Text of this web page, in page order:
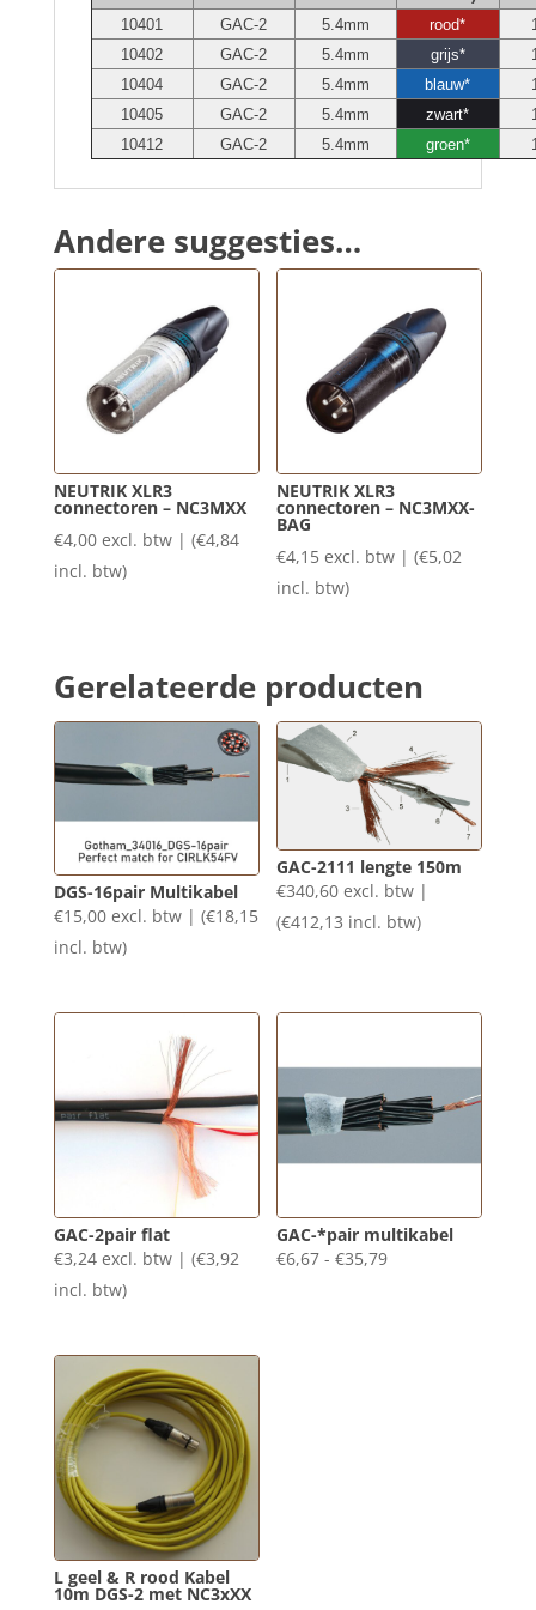
10401
GAC-2 5.4mm rood*
10402
GAC-2 5.4mm grijs*
10404
GAC-2 5.4mm blauw*
10405
GAC-2 5.4mm zwart*
10412
GAC-2 5.4mm groen*
Andere suggesties…
NEUTRIK XLR3
connectoren – NC3MXX
€4,00 excl. btw | (€4,84
incl. btw)
NEUTRIK XLR3
connectoren – NC3MXX-
BAG
€4,15 excl. btw | (€5,02
incl. btw)
Gerelateerde producten
DGS-16pair Multikabel
€15,00 excl. btw | (€18,15
incl. btw)
GAC-2111 lengte 150m
€340,60 excl. btw |
(€412,13 incl. btw)
GAC-2pair flat
€3,24 excl. btw | (€3,92
incl. btw)
GAC-*pair multikabel
€6,67 - €35,79Prijsklasse:
L geel & R rood Kabel
10m DGS-2 met NC3xXX